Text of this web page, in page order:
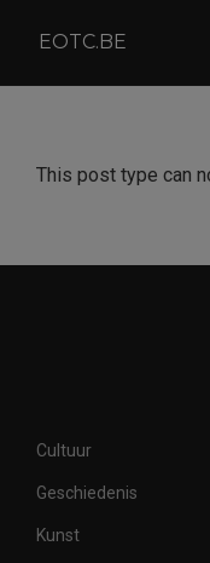
EOTC.BE
This post type can
Cultuur
Geschiedenis
Kunst